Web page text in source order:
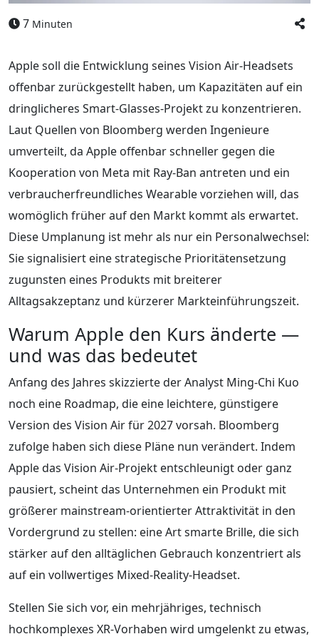
7 Minuten
Apple soll die Entwicklung seines Vision Air-Headsets
offenbar zurückgestellt haben, um Kapazitäten auf ein
dringlicheres Smart-Glasses-Projekt zu konzentrieren.
Laut Quellen von Bloomberg werden Ingenieure
umverteilt, da Apple offenbar schneller gegen die
Kooperation von Meta mit Ray-Ban antreten und ein
verbraucherfreundliches Wearable vorziehen will, das
womöglich früher auf den Markt kommt als erwartet.
Diese Umplanung ist mehr als nur ein Personalwechsel:
Sie signalisiert eine strategische Prioritätensetzung
zugunsten eines Produkts mit breiterer
Alltagsakzeptanz und kürzerer Markteinführungszeit.
Warum Apple den Kurs änderte —
und was das bedeutet
Anfang des Jahres skizzierte der Analyst Ming-Chi Kuo
noch eine Roadmap, die eine leichtere, günstigere
Version des Vision Air für 2027 vorsah. Bloomberg
zufolge haben sich diese Pläne nun verändert. Indem
Apple das Vision Air-Projekt entschleunigt oder ganz
pausiert, scheint das Unternehmen ein Produkt mit
größerer mainstream-orientierter Attraktivität in den
Vordergrund zu stellen: eine Art smarte Brille, die sich
stärker auf den alltäglichen Gebrauch konzentriert als
auf ein vollwertiges Mixed-Reality-Headset.
Stellen Sie sich vor, ein mehrjähriges, technisch
hochkomplexes XR-Vorhaben wird umgelenkt zu etwas,